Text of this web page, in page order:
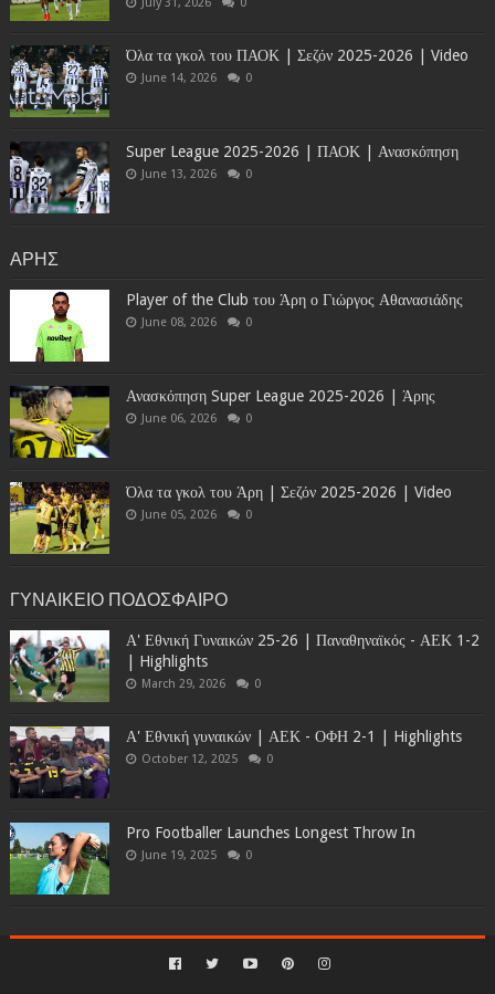
Όλα τα γκολ του ΠΑΟΚ | Σεζόν 2025-2026 | Video
June 14, 2026 0
Super League 2025-2026 | ΠΑΟΚ | Ανασκόπηση
June 13, 2026 0
ΑΡΗΣ
Player of the Club του Άρη ο Γιώργος Αθανασιάδης
June 08, 2026 0
Ανασκόπηση Super League 2025-2026 | Άρης
June 06, 2026 0
Όλα τα γκολ του Άρη | Σεζόν 2025-2026 | Video
June 05, 2026 0
ΓΥΝΑΙΚΕΙΟ ΠΟΔΟΣΦΑΙΡΟ
Α' Εθνική Γυναικών 25-26 | Παναθηναϊκός - ΑΕΚ 1-2
| Highlights
March 29, 2026 0
Α' Εθνική γυναικών | ΑΕΚ - ΟΦΗ 2-1 | Highlights
October 12, 2025 0
Pro Footballer Launches Longest Throw In
June 19, 2025 0